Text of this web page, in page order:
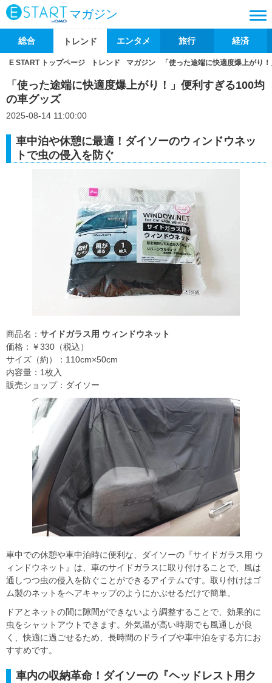
マガジン
総合 トレンド エンタメ 旅行 経済
E START トップページ トレンド マガジン 「使った途端に快適度爆上がり
「使った途端に快適度爆上がり！」便利すぎる100均
の車グッズ
2025-08-14 11:00:00
車中泊や休憩に最適！ダイソーのウィンドウネッ
トで虫の侵入を防ぐ
商品名： サイドガラス用 ウィンドウネット
価格：￥330（税込）
サイズ（約）：110cm×50cm
内容量：1枚入
販売ショップ：ダイソー
車中での休憩や車中泊時に便利な、ダイソーの『サイドガラス用 ウ
ィンドウネット』は、車のサイドガラスに取り付けることで、風は
通しつつ虫の侵入を防ぐことができるアイテムです。取り付けはゴ
ム製のネットをヘアキャップのようにかぶせるだけで簡単。
ドアとネットの間に隙間ができないよう調整することで、効果的に
虫をシャットアウトできます。外気温が高い時期でも風通しが良
く、快適に過ごせるため、長時間のドライブや車中泊をする方にお
すすめです。
車内の収納革命！ダイソーの『ヘッドレスト用ク